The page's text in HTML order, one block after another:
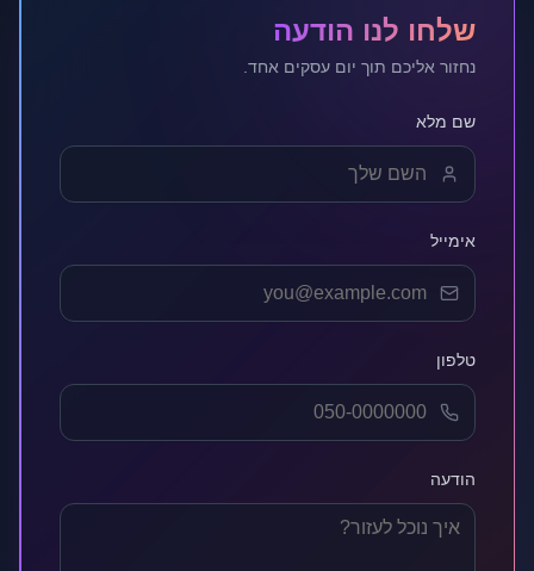
שלחו לנו הודעה
נחזור אליכם תוך יום עסקים אחד.
שם מלא
אימייל
טלפון
הודעה